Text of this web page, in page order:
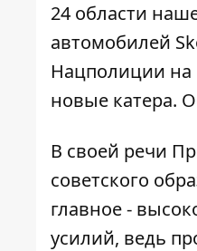
24 области
автомобилей
Нацполиции на
новые катера.
В своей речи
советского
главное -
усилий, ведь